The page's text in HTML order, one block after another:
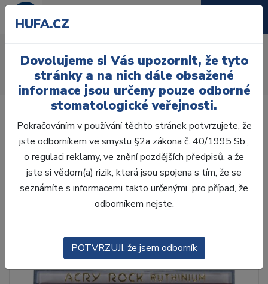
Úvod Zuby
AcryRock
AcryRock 1x28 S66-I66-D44, B4
HUFA.CZ
Dovolujeme si Vás upozornit, že tyto
stránky a na nich dále obsažené
informace jsou určeny pouze odborné
stomatologické veřejnosti.
Pokračováním v používání těchto stránek potvrzujete, že
jste odborníkem ve smyslu §2a zákona č. 40/1995 Sb.,
o regulaci reklamy, ve znění pozdějších předpisů, a že
jste si vědom(a) rizik, která jsou spojena s tím, že se
seznámíte s informacemi takto určenými pro případ, že
odborníkem nejste.
POTVRZUJI, že jsem odborník